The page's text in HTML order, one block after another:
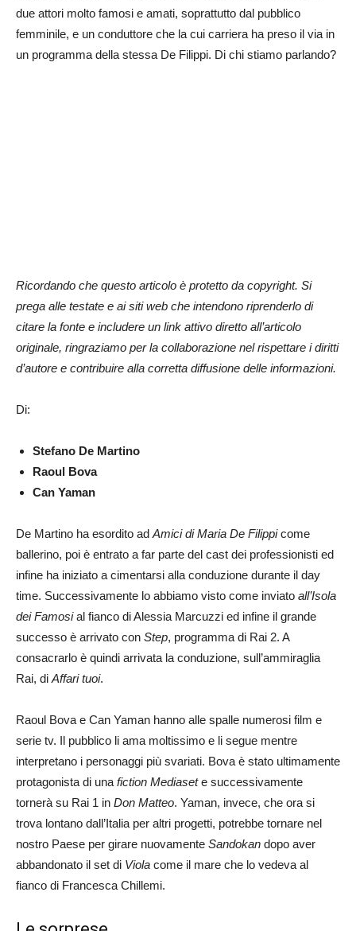
due attori molto famosi e amati, soprattutto dal pubblico
femminile, e un conduttore che la cui carriera ha preso il via in
un programma della stessa De Filippi. Di chi stiamo parlando?
Ricordando che questo articolo è protetto da copyright. Si
prega alle testate e ai siti web che intendono riprenderlo di
citare la fonte e includere un link attivo diretto all’articolo
originale, ringraziamo per la collaborazione nel rispettare i diritti
d’autore e contribuire alla corretta diffusione delle informazioni.
Di:
Stefano De Martino
Raoul Bova
Can Yaman
De Martino ha esordito ad Amici di Maria De Filippicome
ballerino, poi è entrato a far parte del cast dei professionisti ed
infine ha iniziato a cimentarsi alla conduzione durante il day
time. Successivamente lo abbiamo visto come inviato all’Isola
dei Famosial fianco di Alessia Marcuzzi ed infine il grande
successo è arrivato con Step, programma di Rai 2. A
consacrarlo è quindi arrivata la conduzione, sull’ammiraglia
Rai, di Affari tuoi.
Raoul Bova e Can Yaman hanno alle spalle numerosi film e
serie tv. Il pubblico li ama moltissimo e li segue mentre
interpretano i personaggi più svariati. Bova è stato ultimamente
protagonista di una fiction Mediasete successivamente
tornerà su Rai 1 in Don Matteo. Yaman, invece, che ora si
trova lontano dall’Italia per altri progetti, potrebbe tornare nel
nostro Paese per girare nuovamente Sandokan dopo aver
abbandonato il set di Viola come il mare che lo vedeva al
fianco di Francesca Chillemi.